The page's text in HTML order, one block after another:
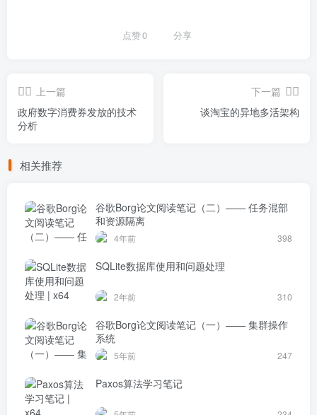
点赞0 分享
上一篇
政府数字消费券发放的技术
分析
下一篇
谈淘宝的异地多活架构
相关推荐
谷歌Borg论文阅读笔记（二）—— 任务混部
和资源隔离
4年前 398
SQLite数据库使用和问题处理
2年前 310
谷歌Borg论文阅读笔记（一）—— 集群操作
系统
5年前 247
Paxos算法学习笔记